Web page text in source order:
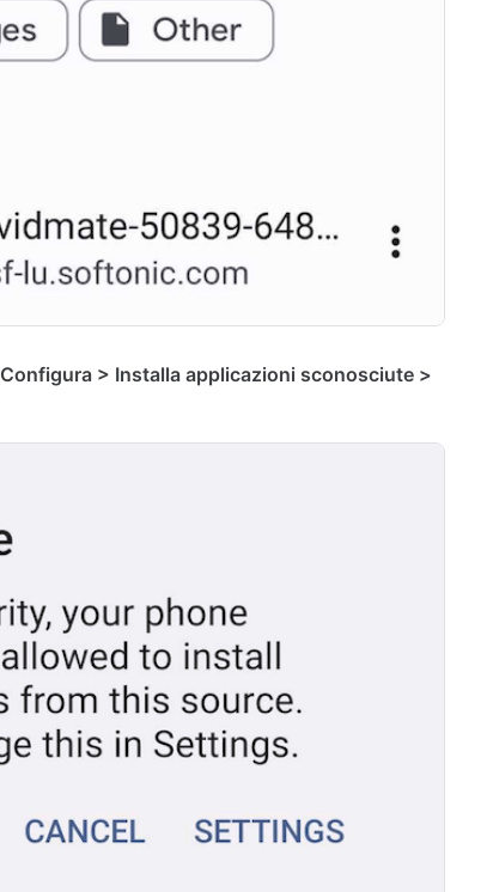
Configura > Installa applicazioni sconosciute >